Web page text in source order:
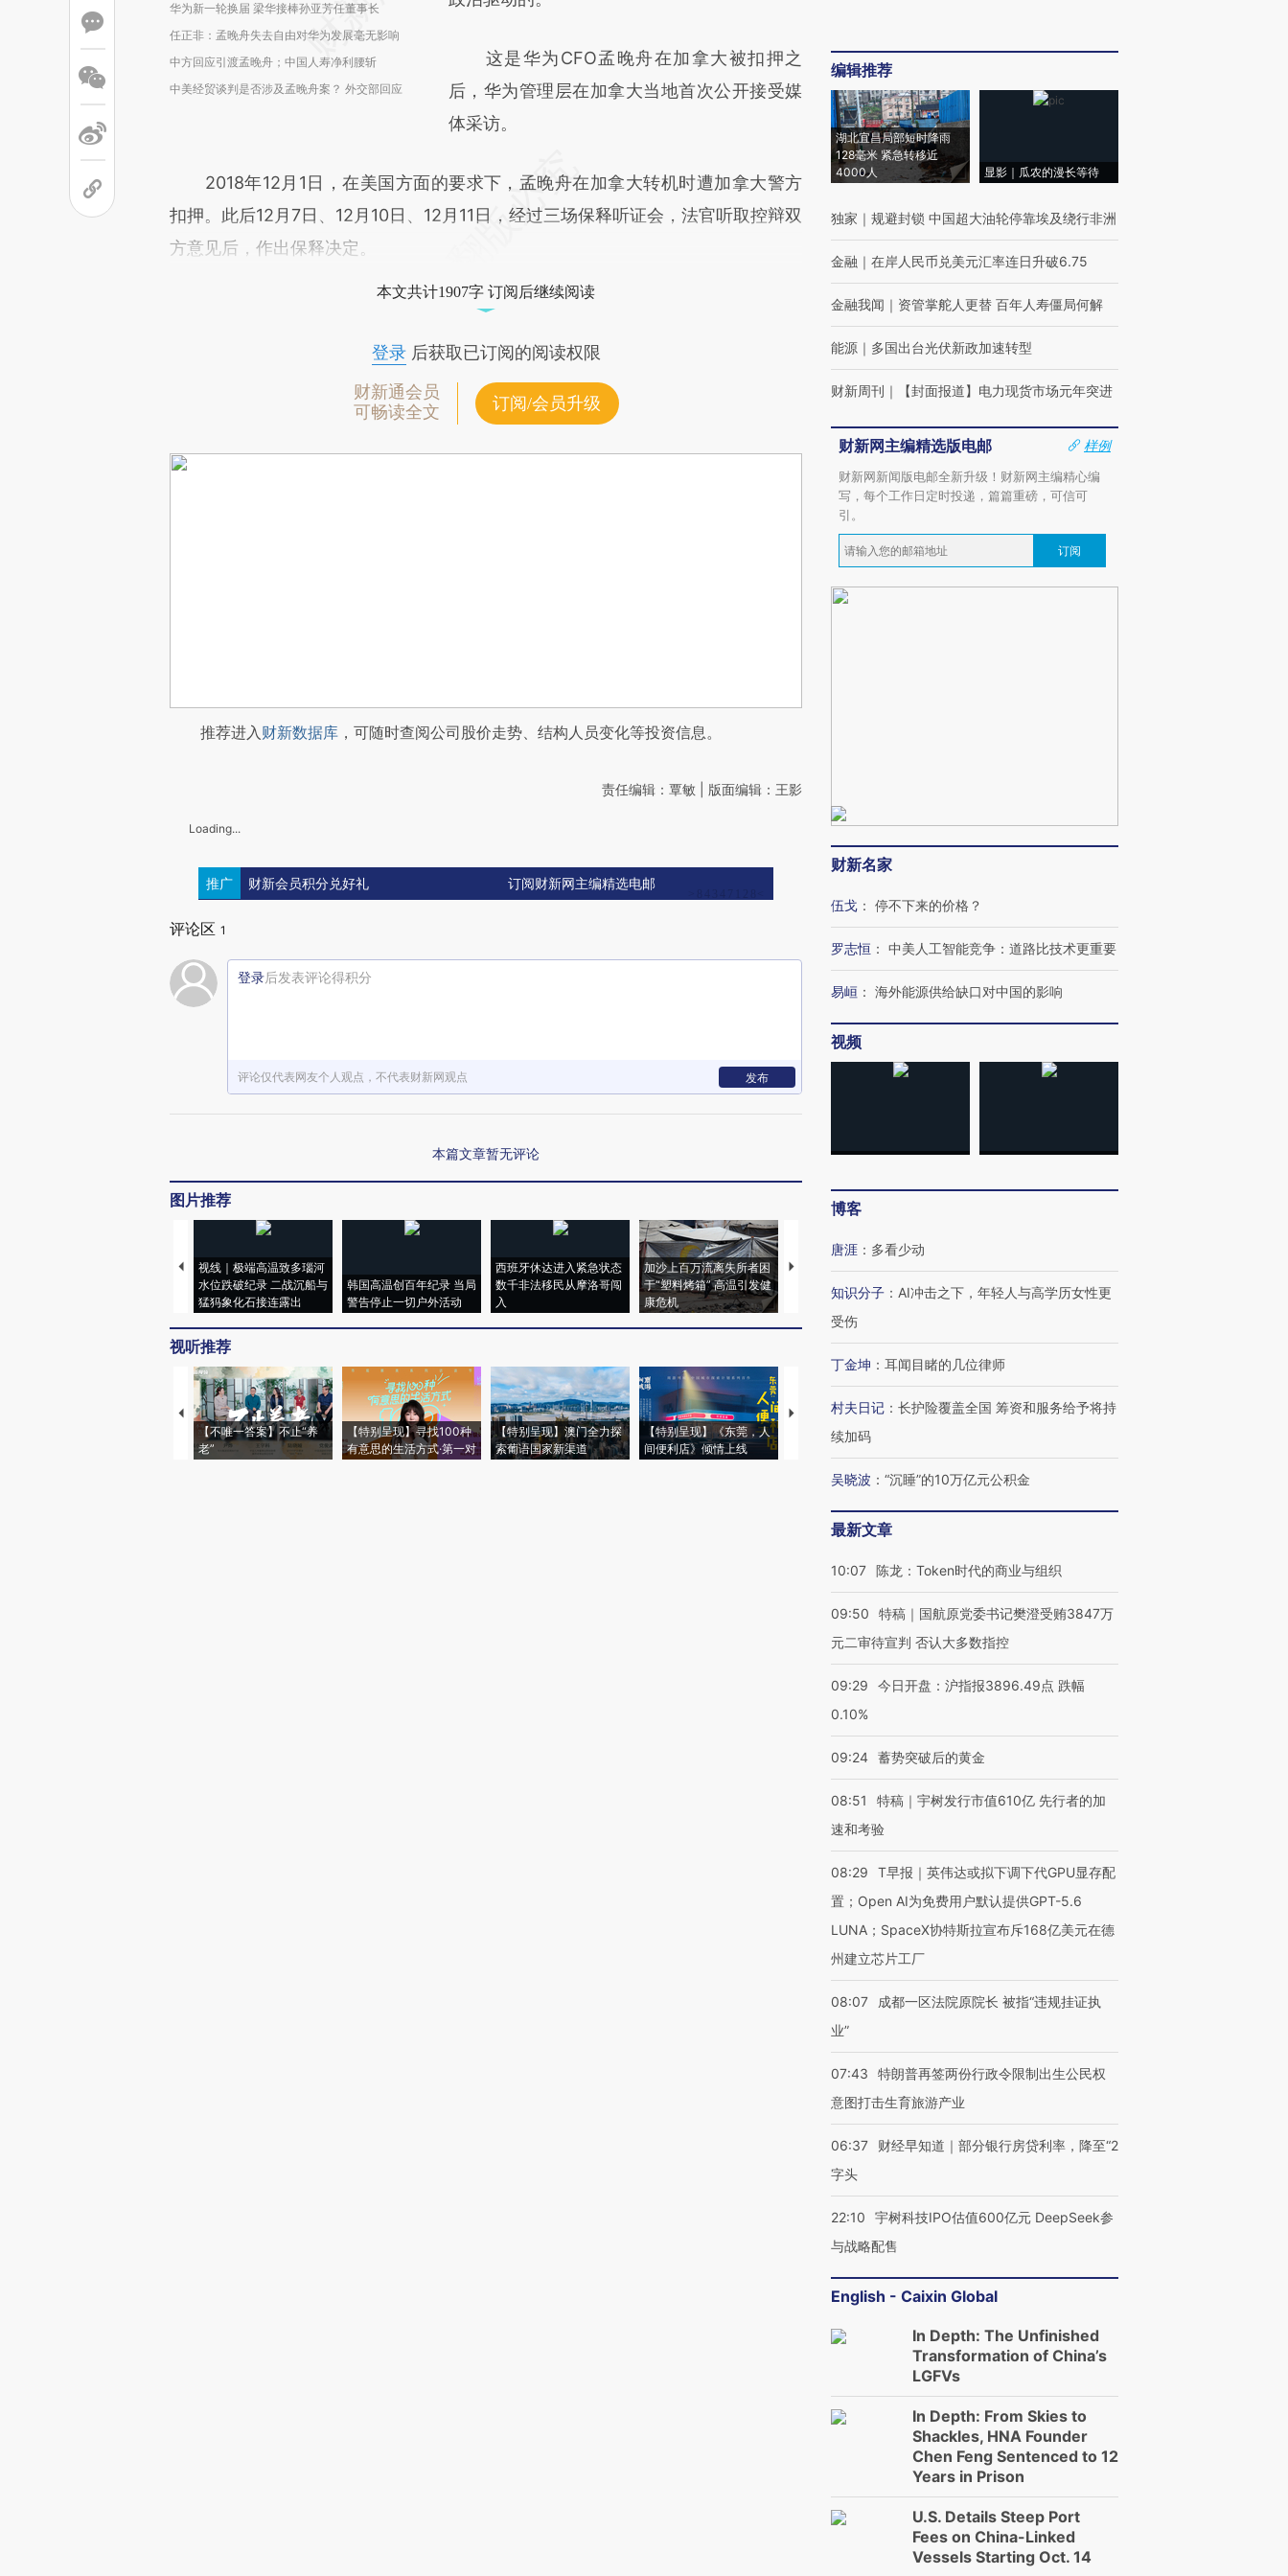
华为新一轮换届 梁华接棒孙亚芳任董事长
任正非：孟晚舟失去自由对华为发展毫无影响
中方回应引渡孟晚舟；中国人寿净利腰斩
中美经贸谈判是否涉及孟晚舟案？ 外交部回应
这是华为CFO孟晚舟在加拿大被扣押之
后，华为管理层在加拿大当地首次公开接受媒
体采访。
2018年12月1日，在美国方面的要求下，孟晚舟在加拿大转机时遭加拿大警方
扣押。此后12月7日、12月10日、12月11日，经过三场保释听证会，法官听取控辩双
方意见后，作出保释决定。
本文共计1907字 订阅后继续阅读
登录后获取已订阅的阅读权限
财新通会员
可畅读全文
订阅/会员升级
推荐进入财新数据库 ，可随时查阅公司股价走势、结构人员变化等投资信息。
责任编辑：覃敏 | 版面编辑：王影
Loading...
推广 财新会员积分兑好礼 订阅财新网主编精选电邮
评论区 1
登录后发表评论得积分
评论仅代表网友个人观点，不代表财新网观点 发布
本篇文章暂无评论
图片推荐
视线｜极端高温致多瑙河
水位跌破纪录 二战沉船与
猛犸象化石接连露出
韩国高温创百年纪录 当局
警告停止一切户外活动
西班牙休达进入紧急状态
数千非法移民从摩洛哥闯
入
加沙上百万流离失所者困
于“塑料烤箱” 高温引发健
康危机
视线｜HYROX的吸金
术：是什么让中产们甘
心“花钱找虐”？
马航飞行员跨国走私7万
粒摇头丸 尿检体内含3种
毒品
视线｜被称为“蟑螂”的印
度Z世代 用街头抗争将教
育部长拱下台
视听推荐
【不唯一答案】不止“养
老”
【特别呈现】寻找100种
有意思的生活方式·第一对
【特别呈现】澳门全力探
索葡语国家新渠道
【特别呈现】《东莞，人
间便利店》倾情上线
【推广】走进第四届链博
会，让数智科技“链”接产
【商旅对话】华住集团
编辑推荐
湖北宜昌局部短时降雨
128毫米 紧急转移近
4000人
显影｜瓜农的漫长等待
独家 ｜ 规避封锁 中国超大油轮停靠埃及绕行非洲
金融 ｜ 在岸人民币兑美元汇率连日升破6.75
金融我闻 ｜ 资管掌舵人更替 百年人寿僵局何解
能源 ｜ 多国出台光伏新政加速转型
财新周刊 ｜ 【封面报道】电力现货市场元年突进
财新网主编精选版电邮
样例
财新网新闻版电邮全新升级！财新网主编精心编
写，每个工作日定时投递，篇篇重磅，可信可
引。
订阅
财新名家
伍戈 ： 停不下来的价格？
罗志恒 ： 中美人工智能竞争：道路比技术更重要
易峘 ： 海外能源供给缺口对中国的影响
视频
博客
唐涯 ： 多看少动
知识分子 ： AI冲击之下，年轻人与高学历女性更
受伤
丁金坤 ： 耳闻目睹的几位律师
村夫日记 ： 长护险覆盖全国 筹资和服务给予将持
续加码
吴晓波 ： “沉睡”的10万亿元公积金
最新文章
10:07 陈龙：Token时代的商业与组织
09:50
特稿｜国航原党委书记樊澄受贿3847万
元二审待宣判 否认大多数指控
09:29
今日开盘：沪指报3896.49点 跌幅
0.10%
09:24 蓄势突破后的黄金
08:51
特稿｜宇树发行市值610亿 先行者的加
速和考验
08:29
T早报｜英伟达或拟下调下代GPU显存配
置；Open AI为免费用户默认提供GPT-5.6
LUNA；SpaceX协特斯拉宣布斥168亿美元在德
州建立芯片工厂
08:07
成都一区法院原院长 被指“违规挂证执
业”
07:43
特朗普再签两份行政令限制出生公民权
意图打击生育旅游产业
06:37
财经早知道｜部分银行房贷利率，降至“2
字头
22:10
宇树科技IPO估值600亿元 DeepSeek参
与战略配售
English - Caixin Global
In Depth: The Unfinished
Transformation of China’s
LGFVs
In Depth: From Skies to
Shackles, HNA Founder
Chen Feng Sentenced to 12
Years in Prison
U.S. Details Steep Port
Fees on China-Linked
Vessels Starting Oct. 14